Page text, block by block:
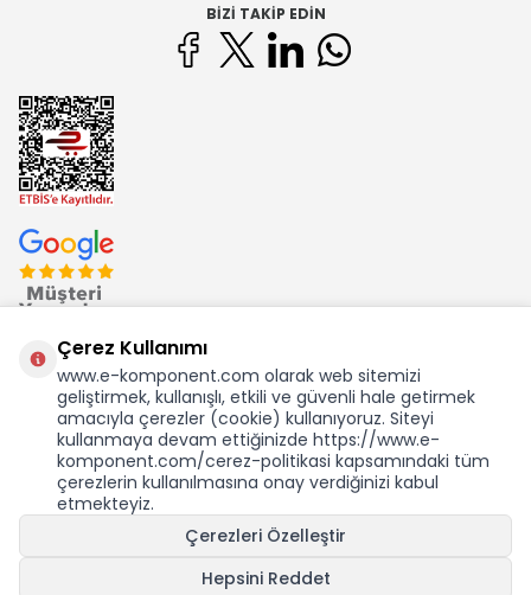
KDV Dahil Birim Fiyat
BIZI TAKIP EDIN
Ekom Elk. Elektronik San. ve Tic. A.Ş.'nin Tescilli Bir Markasıdır
Çerez Kullanımı
www.e-komponent.com olarak web sitemizi
geliştirmek, kullanışlı, etkili ve güvenli hale getirmek
amacıyla çerezler (cookie) kullanıyoruz. Siteyi
kullanmaya devam ettiğinizde https://www.e-
komponent.com/cerez-politikasi kapsamındaki tüm
çerezlerin kullanılmasına onay verdiğinizi kabul
etmekteyiz.
Çerezleri Özelleştir
Hepsini Reddet